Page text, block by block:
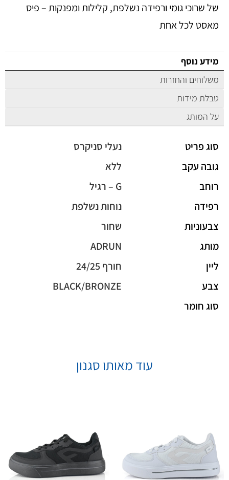
של שרוכי גומי ורפידה נשלפת, קלילות ומפנקות – פיס
מאסט לכל אחת
מידע נוסף
משלוחים והחזרות
טבלת מידות
על המותג
סוג פריט
נעלי סניקרס
גובה עקב
ללא
רוחב
G – רגיל
רפידה
נוחות נשלפת
צבעוניות
שחור
מותג
ADRUN
ליין
חורף 24/25
צבע
BLACK/BRONZE
סוג חומר
עוד מאותו סגנון